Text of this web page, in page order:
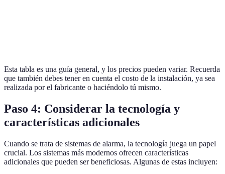
Esta tabla es una guía general, y los precios pueden variar. Recuerda
que también debes tener en cuenta el costo de la instalación, ya sea
realizada por el fabricante o haciéndolo tú mismo.
Paso 4: Considerar la tecnología y
características adicionales
Cuando se trata de sistemas de alarma, la tecnología juega un papel
crucial. Los sistemas más modernos ofrecen características
adicionales que pueden ser beneficiosas. Algunas de estas incluyen: